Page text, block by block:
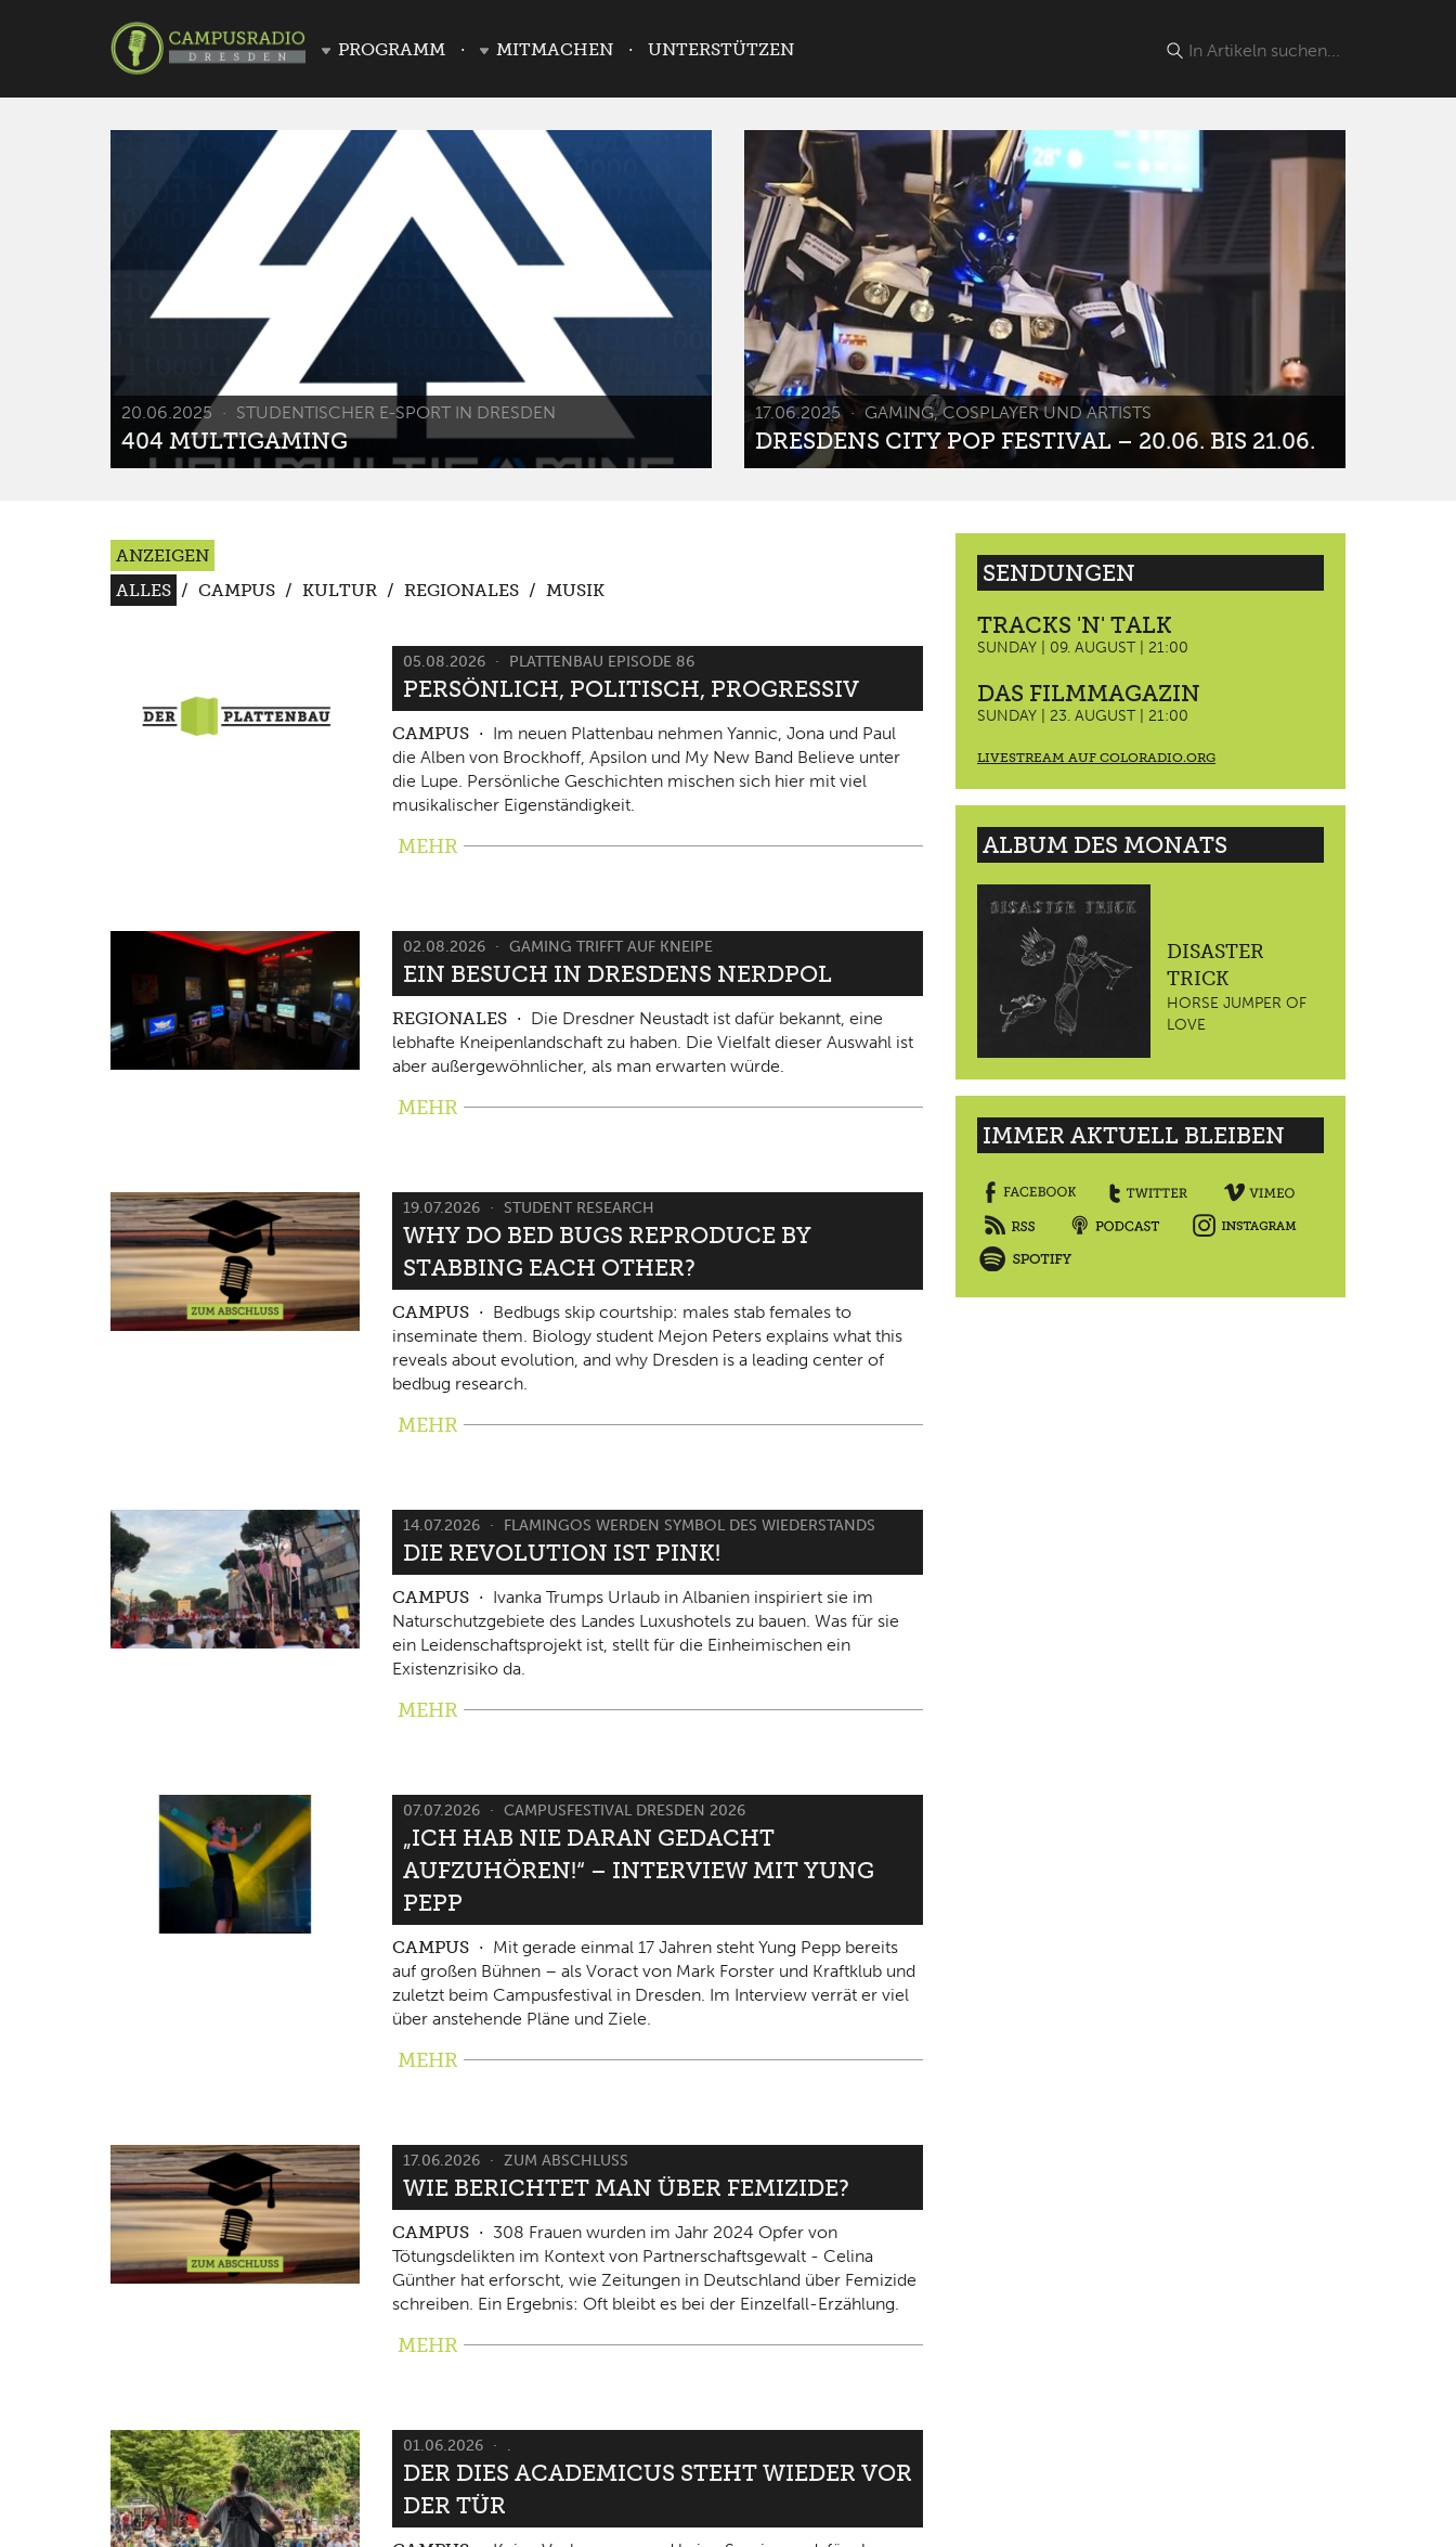
PROGRAMM MITMACHEN UNTERSTÜTZEN
20.06.2025 STUDENTISCHER E-SPORT IN DRESDEN
404 MULTIGAMING
17.06.2025 GAMING, COSPLAYER UND ARTISTS
DRESDENS CITY POP FESTIVAL – 20.06. BIS 21.06.
ANZEIGEN
ALLES / CAMPUS / KULTUR / REGIONALES / MUSIK
05.08.2026 PLATTENBAU EPISODE 86
PERSÖNLICH, POLITISCH, PROGRESSIV
CAMPUS
Im neuen Plattenbau nehmen Yannic, Jona und Paul
die Alben von Brockhoff, Apsilon und My New Band Believe unter
die Lupe. Persönliche Geschichten mischen sich hier mit viel
musikalischer Eigenständigkeit.
MEHR
02.08.2026 GAMING TRIFFT AUF KNEIPE
EIN BESUCH IN DRESDENS NERDPOL
REGIONALES
Die Dresdner Neustadt ist dafür bekannt, eine
lebhafte Kneipenlandschaft zu haben. Die Vielfalt dieser Auswahl ist
aber außergewöhnlicher, als man erwarten würde.
MEHR
19.07.2026 STUDENT RESEARCH
WHY DO BED BUGS REPRODUCE BY
STABBING EACH OTHER?
CAMPUS
Bedbugs skip courtship: males stab females to
inseminate them. Biology student Mejon Peters explains what this
reveals about evolution, and why Dresden is a leading center of
bedbug research.
MEHR
14.07.2026 FLAMINGOS WERDEN SYMBOL DES WIEDERSTANDS
DIE REVOLUTION IST PINK!
CAMPUS
Ivanka Trumps Urlaub in Albanien inspiriert sie im
Naturschutzgebiete des Landes Luxushotels zu bauen. Was für sie
ein Leidenschaftsprojekt ist, stellt für die Einheimischen ein
Existenzrisiko da.
MEHR
07.07.2026 CAMPUSFESTIVAL DRESDEN 2026
„ICH HAB NIE DARAN GEDACHT
AUFZUHÖREN!“ – INTERVIEW MIT YUNG
PEPP
CAMPUS
Mit gerade einmal 17 Jahren steht Yung Pepp bereits
auf großen Bühnen – als Voract von Mark Forster und Kraftklub und
zuletzt beim Campusfestival in Dresden. Im Interview verrät er viel
über anstehende Pläne und Ziele.
MEHR
17.06.2026 ZUM ABSCHLUSS
WIE BERICHTET MAN ÜBER FEMIZIDE?
CAMPUS
308 Frauen wurden im Jahr 2024 Opfer von
Tötungsdelikten im Kontext von Partnerschaftsgewalt - Celina
Günther hat erforscht, wie Zeitungen in Deutschland über Femizide
schreiben. Ein Ergebnis: Oft bleibt es bei der Einzelfall-Erzählung.
MEHR
01.06.2026 .
DER DIES ACADEMICUS STEHT WIEDER VOR
DER TÜR
SENDUNGEN
TRACKS 'N' TALK
SUNDAY | 09. AUGUST | 21:00
DAS FILMMAGAZIN
SUNDAY | 23. AUGUST | 21:00
LIVESTREAM AUF COLORADIO.ORG
ALBUM DES MONATS
DISASTER
TRICK
HORSE JUMPER OF
LOVE
IMMER AKTUELL BLEIBEN